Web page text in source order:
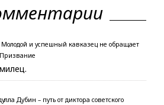
Молодой и успешный кавказец не обращает
Дубин – путь от диктора советского